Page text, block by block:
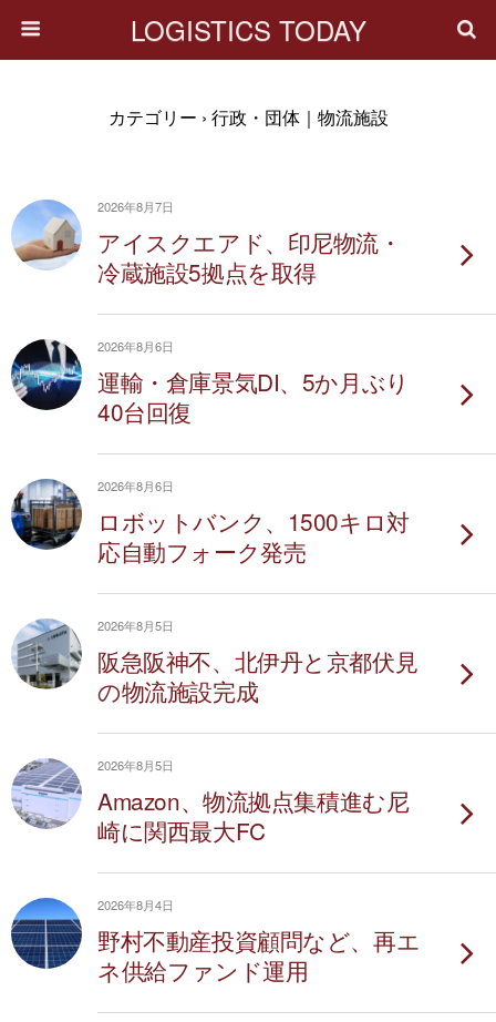
LOGISTICS TODAY
カテゴリー › 行政・団体｜物流施設
2026年8月7日
アイスクエアド、印尼物流・
冷蔵施設5拠点を取得
2026年8月6日
運輸・倉庫景気DI、5か月ぶり
40台回復
2026年8月6日
ロボットバンク、1500キロ対
応自動フォーク発売
2026年8月5日
阪急阪神不、北伊丹と京都伏見
の物流施設完成
2026年8月5日
Amazon、物流拠点集積進む尼
崎に関西最大FC
2026年8月4日
野村不動産投資顧問など、再エ
ネ供給ファンド運用